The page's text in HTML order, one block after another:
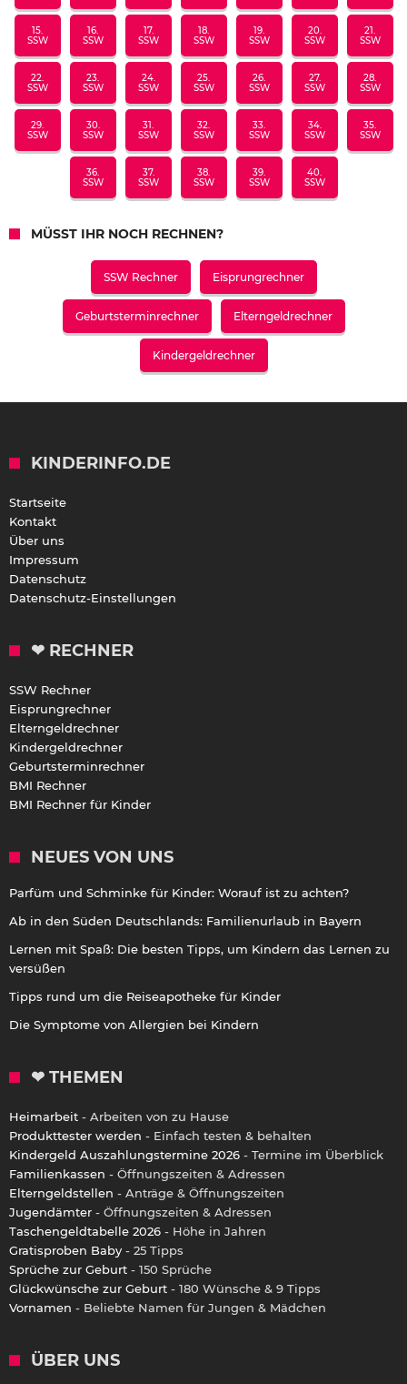
15.
SSW
16.
SSW
17.
SSW
18.
SSW
19.
SSW
20.
SSW
21.
SSW
22.
SSW
23.
SSW
24.
SSW
25.
SSW
26.
SSW
27.
SSW
28.
SSW
29.
SSW
30.
SSW
31.
SSW
32.
SSW
33.
SSW
34.
SSW
35.
SSW
36.
SSW
37.
SSW
38.
SSW
39.
SSW
40.
SSW
MÜSST IHR NOCH RECHNEN?
SSW Rechner Eisprungrechner
Geburtsterminrechner Elterngeldrechner
Kindergeldrechner
KINDERINFO.DE
Startseite
Kontakt
Über uns
Impressum
Datenschutz
Datenschutz-Einstellungen
❤ RECHNER
SSW Rechner
Eisprungrechner
Elterngeldrechner
Kindergeldrechner
Geburtsterminrechner
BMI Rechner
BMI Rechner für Kinder
NEUES VON UNS
Parfüm und Schminke für Kinder: Worauf ist zu achten?
Ab in den Süden Deutschlands: Familienurlaub in Bayern
Lernen mit Spaß: Die besten Tipps, um Kindern das Lernen zu
versüßen
Tipps rund um die Reiseapotheke für Kinder
Die Symptome von Allergien bei Kindern
❤ THEMEN
Heimarbeit - Arbeiten von zu Hause
Produkttester werden - Einfach testen & behalten
Kindergeld Auszahlungstermine 2026 - Termine im Überblick
Familienkassen - Öffnungszeiten & Adressen
Elterngeldstellen - Anträge & Öffnungszeiten
Jugendämter - Öffnungszeiten & Adressen
Taschengeldtabelle 2026 - Höhe in Jahren
Gratisproben Baby - 25 Tipps
Sprüche zur Geburt - 150 Sprüche
Glückwünsche zur Geburt - 180 Wünsche & 9 Tipps
Vornamen - Beliebte Namen für Jungen & Mädchen
ÜBER UNS